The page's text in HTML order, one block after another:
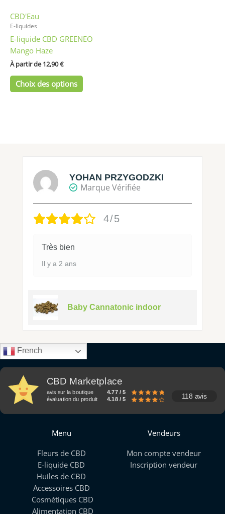
CBD'Eau
E-liquides
E-liquide CBD GREENEO
Mango Haze
À partir de 12,90€
Choix des options
la
produit
YOHAN PRZYGODZKI
Marque Vérifiée
4/5
Très bien
Il y a 2 ans
Baby Cannatonic indoor
French
CBD Marketplace
avis sur la boutique
4.77 / 5
évaluation du produit
4.18 / 5 118 avis
Menu
Fleurs de CBD
E-liquide CBD
Huiles de CBD
Accessoires CBD
Cosmétiques CBD
Alimentation CBD
Vendeurs
Mon compte vendeur
Inscription vendeur